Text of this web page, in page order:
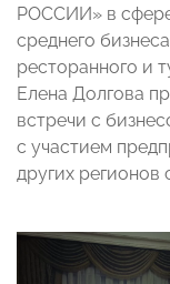
РОССИИ» в
среднего
ресторанного и
Елена Долгова
встречи с
с участием
других регионов